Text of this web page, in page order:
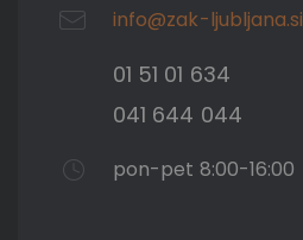
info@zak-ljubljana.si
01 51 01 634
041 644 044
pon-pet 8:00-16:00